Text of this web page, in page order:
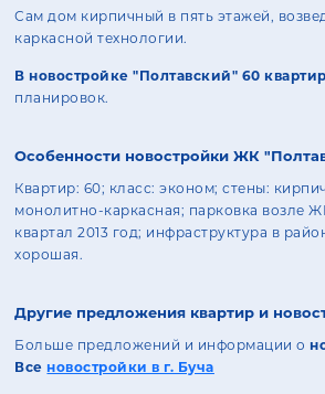
Сам дом кирпичный в пять этажей,
каркасной технологии.
В новостройке "Полтавский" 60 квартир
планировок.
Особенности новостройки ЖК
Квартир: 60; класс: эконом; стены:
монолитно-каркасная; парковка возле
квартал 2013 год; инфраструктура в
хорошая.
Другие предложения квартир и
Больше предложений и информации о
Всеновостройки в г. Буча